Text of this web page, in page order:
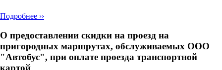
Подробнее ››
О предоставлении скидки на проезд на
пригородных маршрутах, обслуживаемых ООО
"Автобус", при оплате проезда транспортной
картой